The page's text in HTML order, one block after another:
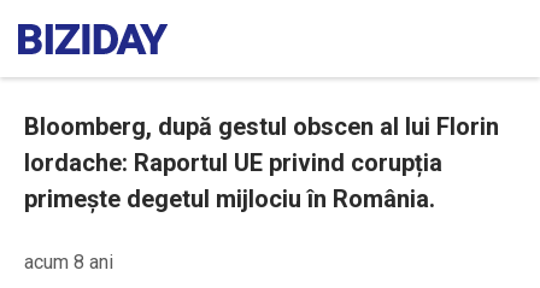
Bloomberg, după gestul obscen al lui Florin
Iordache: Raportul UE privind corupția
primește degetul mijlociu în România.
acum 8 ani